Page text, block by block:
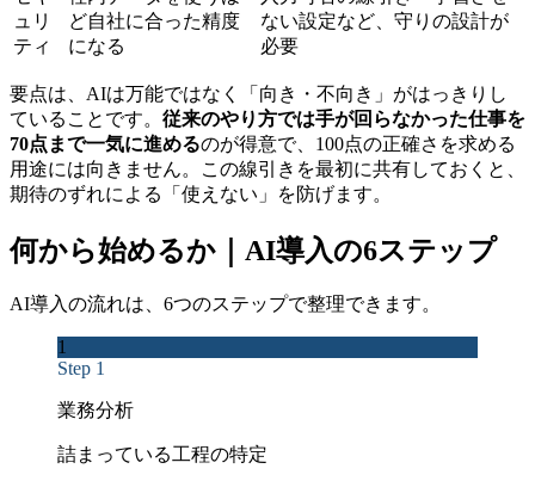
ュリ
ティ
ど自社に合った精度
になる
ない設定など、守りの設計が
必要
要点は、AIは万能ではなく「向き・不向き」がはっきりし
ていることです。 従来のやり方では手が回らなかった仕事を
70点まで一気に進めるのが得意で、100点の正確さを求める
用途には向きません。この線引きを最初に共有しておくと、
期待のずれによる「使えない」を防げます。
何から始めるか｜AI導入の6ステップ
AI導入の流れは、6つのステップで整理できます。
1
Step 1
業務分析
詰まっている工程の特定